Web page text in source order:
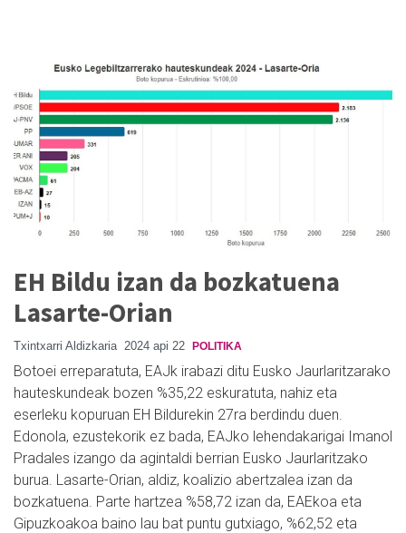
EH Bildu izan da bozkatuena
Lasarte-Orian
Txintxarri Aldizkaria 2024 api 22 POLITIKA
Botoei erreparatuta, EAJk irabazi ditu Eusko Jaurlaritzarako
hauteskundeak bozen %35,22 eskuratuta, nahiz eta
eserleku kopuruan EH Bildurekin 27ra berdindu duen.
Edonola, ezustekorik ez bada, EAJko lehendakarigai Imanol
Pradales izango da agintaldi berrian Eusko Jaurlaritzako
burua. Lasarte-Orian, aldiz, koalizio abertzalea izan da
bozkatuena. Parte hartzea %58,72 izan da, EAEkoa eta
Gipuzkoakoa baino lau bat puntu gutxiago, %62,52 eta